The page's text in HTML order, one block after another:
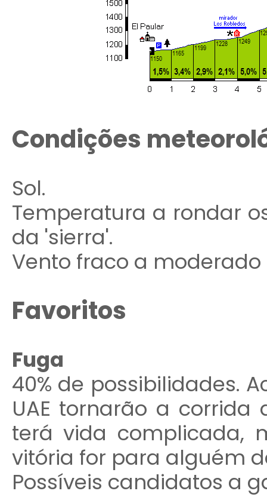
Condições
Sol.
Temperatura a rondar
da 'sierra'.
Vento fraco a moderado
Favoritos
Fuga
40% de possibilidades.
UAE tornarão a
terá vida complicada,
vitória for para alguém
Possíveis candidatos a